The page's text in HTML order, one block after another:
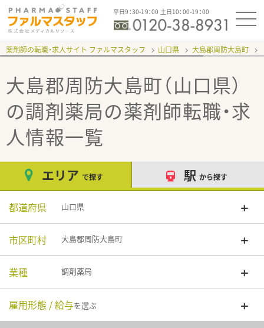
平日9：30-19：00 土日10：00-19：00
薬剤師の転職・求人サイト ファルマスタッフ 山口県 大島郡周防大島町
大島郡周防大島町（山口県）
の調剤薬局の薬剤師転職・求
人情報一覧
エリア で探す 駅 から探す
都道府県 山口県
市区町村 大島郡周防大島町
業種 調剤薬局
雇用形態 / 給与を選ぶ